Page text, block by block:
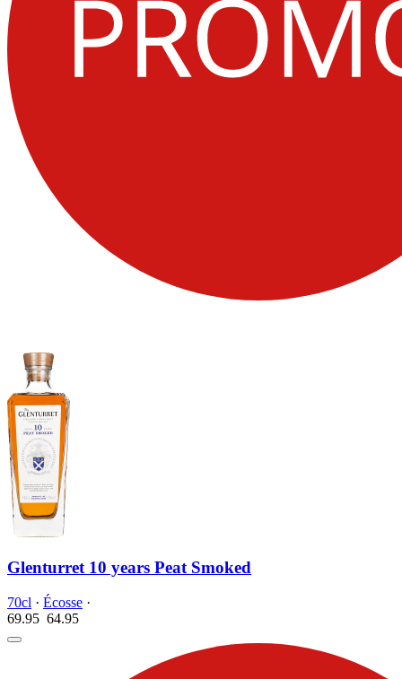
Glenturret 10 years Peat Smoked
70cl · Écosse ·
69.95 64.95